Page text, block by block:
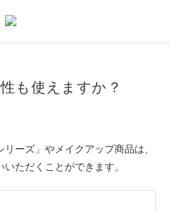
も使えますか？
ーズ」やメイクアップ商品は、
ただくことができます。